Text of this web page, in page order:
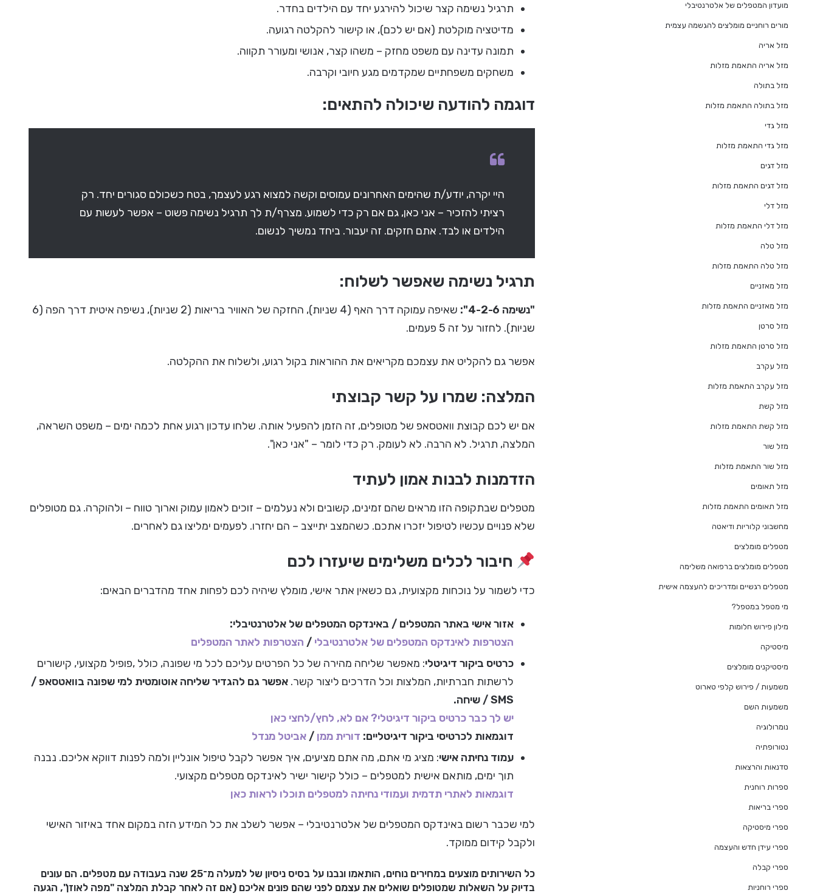
תרגיל נשימה קצר שיכול להירגע יחד עם הילדים בחדר.
מדיטציה מוקלטת (אם יש לכם), או קישור להקלטה רגועה.
תמונה עדינה עם משפט מחזק – משהו קצר, אנושי ומעורר תקווה.
משחקים משפחתיים שמקדמים מגע חיובי וקרבה.
דוגמה להודעה שיכולה להתאים:
היי יקרה, יודע/ת שהימים האחרונים עמוסים וקשה למצוא רגע לעצמך, בטח כשכולם סגורים יחד. רק
רציתי להזכיר – אני כאן, גם אם רק כדי לשמוע. מצרף/ת לך תרגיל נשימה פשוט – אפשר לעשות עם
הילדים או לבד. אתם חזקים. זה יעבור. ביחד נמשיך לנשום.
תרגיל נשימה שאפשר לשלוח:
"נשימה 4-2-6":
שאיפה עמוקה דרך האף (4 שניות), החזקה של האוויר בריאות (2 שניות), נשיפה איטית דרך הפה (6
שניות). לחזור על זה 5 פעמים.
אפשר גם להקליט את עצמכם מקריאים את ההוראות בקול רגוע, ולשלוח את ההקלטה.
המלצה: שמרו על קשר קבוצתי
אם יש לכם קבוצת וואטסאפ של מטופלים, זה הזמן להפעיל אותה. שלחו עדכון רגוע אחת לכמה ימים – משפט השראה,
המלצה, תרגיל. לא הרבה. לא לעומק. רק כדי לומר – "אני כאן".
הזדמנות לבנות אמון לעתיד
מטפלים שבתקופה הזו מראים שהם זמינים, קשובים ולא נעלמים – זוכים לאמון עמוק וארוך טווח – ולהוקרה. גם מטופלים
שלא פנויים עכשיו לטיפול יזכרו אתכם. כשהמצב יתייצב – הם יחזרו. לפעמים ימליצו גם לאחרים.
חיבור לכלים משלימים שיעזרו לכם
כדי לשמור על נוכחות מקצועית, גם כשאין אתר אישי, מומלץ שיהיה לכם לפחות אחד מהדברים הבאים:
אזור אישי באתר המטפלים / באינדקס המטפלים של אלטרנטיבלי:
הצטרפות לאינדקס המטפלים של אלטרנטיבלי / הצטרפות לאתר המטפלים
כרטיס ביקור דיגיטלי: מאפשר שליחה מהירה של כל הפרטים עליכם לכל מי שפונה, כולל ,פופיל מקצועי, קישורים
לרשתות חברתיות, המלצות וכל הדרכים ליצור קשר. אפשר גם להגדיר שליחה אוטומטית למי שפונה בוואטסאפ /
SMS / שיחה.
יש לך כבר כרטיס ביקור דיגיטלי? אם לא, לחץ/לחצי כאן
דוגמאות לכרטיסי ביקור דיגיטליים: דורית ממן / אביטל מנדל
עמוד נחיתה אישי: מציג מי אתם, מה אתם מציעים, איך אפשר לקבל טיפול אונליין ולמה לפנות דווקא אליכם. נבנה
תוך ימים, מותאם אישית למטפלים – כולל קישור ישיר לאינדקס מטפלים מקצועי.
דוגמאות לאתרי תדמית ועמודי נחיתה למטפלים תוכלו לראות כאן
למי שכבר רשום באינדקס המטפלים של אלטרנטיבלי – אפשר לשלב את כל המידע הזה במקום אחד באיזור האישי
ולקבל קידום ממוקד.
כל השירותים מוצעים במחירים נוחים, הותאמו ונבנו על בסיס ניסיון של למעלה מ־25 שנה בעבודה עם מטפלים. הם עונים
בדיוק על השאלות שמטופלים שואלים את עצמם לפני שהם פונים אליכם (אם זה לאחר קבלת המלצה "מפה לאוזן", הגעה
מועדון המטפלים של אלטרנטיבלי
מורים רוחניים מומלצים להגשמה עצמית
מזל אריה
מזל אריה התאמת מזלות
מזל בתולה
מזל בתולה התאמת מזלות
מזל גדי
מזל גדי התאמת מזלות
מזל דגים
מזל דגים התאמת מזלות
מזל דלי
מזל דלי התאמת מזלות
מזל טלה
מזל טלה התאמת מזלות
מזל מאזניים
מזל מאזניים התאמת מזלות
מזל סרטן
מזל סרטן התאמת מזלות
מזל עקרב
מזל עקרב התאמת מזלות
מזל קשת
מזל קשת התאמת מזלות
מזל שור
מזל שור התאמת מזלות
מזל תאומים
מזל תאומים התאמת מזלות
מחשבוני קלוריות ודיאטה
מטפלים מומלצים
מטפלים מומלצים ברפואה משלימה
מטפלים רגשיים ומדריכים להעצמה אישית
מי מטפל במטפל?
מילון פירוש חלומות
מיסטיקה
מיסטיקנים מומלצים
משמעות / פירוש קלפי טארוט
משמעות השם
נומרולוגיה
נטורופתיה
סדנאות והרצאות
ספרות רוחנית
ספרי בריאות
ספרי מיסטיקה
ספרי עידן חדש והעצמה
ספרי קבלה
ספרי רוחניות